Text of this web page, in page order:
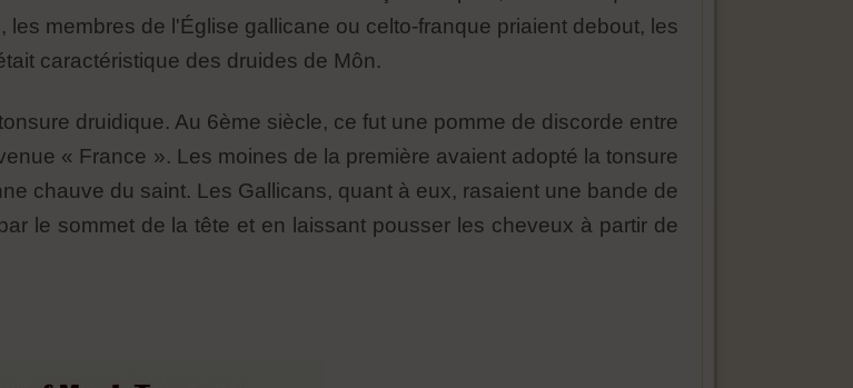
membres de l'Église gallicane ou celto-franque priaient debout, les
caractéristique des druides de Môn.
druidique. Au 6ème siècle, ce fut une pomme de discorde entre
« France ». Les moines de la première avaient adopté la tonsure
chauve du saint. Les Gallicans, quant à eux, rasaient une bande de
le sommet de la tête et en laissant pousser les cheveux à partir de